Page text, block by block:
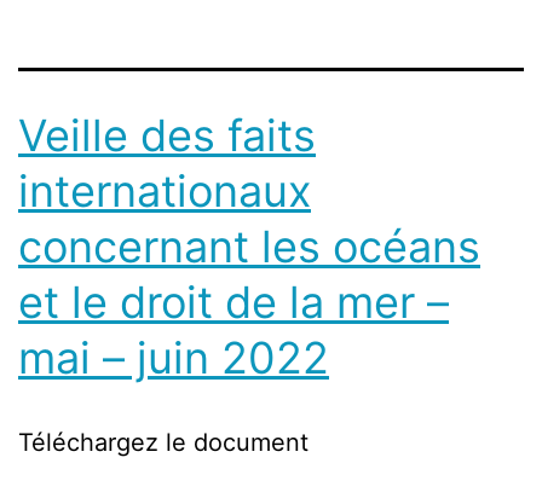
Veille des faits
internationaux
concernant les océans
et le droit de la mer –
mai – juin 2022
Téléchargez le document